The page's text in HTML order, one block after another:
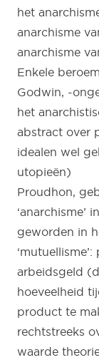
het
anarchisme
anarchisme
Enkele
Godwin, -
het
abstract over
idealen wel
utopieën)
Proudhon,
‘anarchisme’
geworden in
arbeidsgeld
hoeveelheid
product te
rechtstreeks
waarde